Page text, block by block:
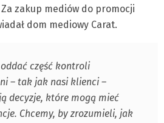
zakup mediów do promocji
dom mediowy Carat.
część kontroli
– tak jak nasi klienci –
decyzje, które mogą mieć
Chcemy, by zrozumieli, jak